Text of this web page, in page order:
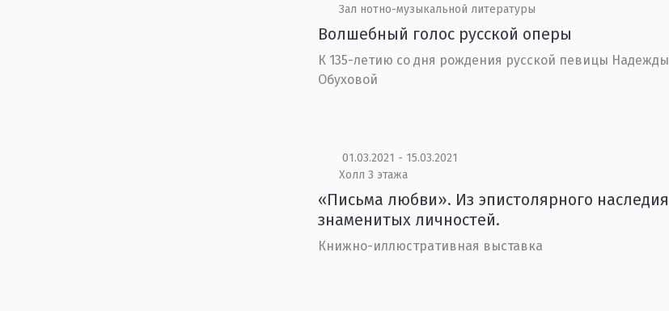
Зал нотно-музыкальной литературы
Волшебный голос русской оперы
К 135-летию со дня рождения русской певицы Надежды
Обуховой
01.03.2021 - 15.03.2021
Холл 3 этажа
«Письма любви». Из эпистолярного наследия
знаменитых личностей.
Книжно-иллюстративная выставка